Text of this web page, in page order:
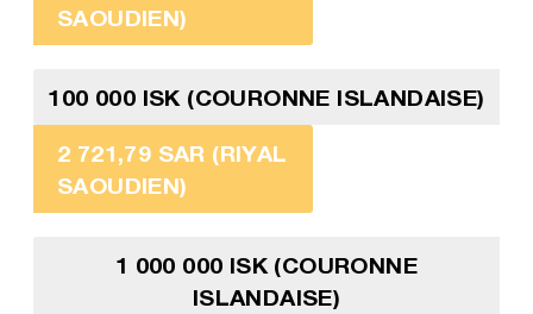
SAOUDIEN)
100 000 ISK (COURONNE ISLANDAISE)
2 721,79 SAR (RIYAL
SAOUDIEN)
1 000 000 ISK (COURONNE
ISLANDAISE)